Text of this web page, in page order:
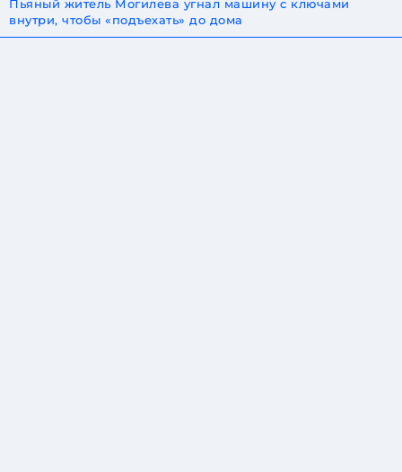
Пьяный житель Могилева угнал машину с ключами
внутри, чтобы «подъехать» до дома